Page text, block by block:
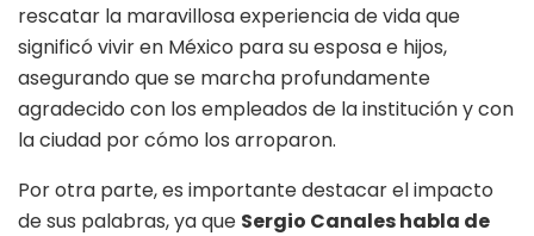
rescatar la maravillosa experiencia de vida que
significó vivir en México para su esposa e hijos,
asegurando que se marcha profundamente
agradecido con los empleados de la institución y con
la ciudad por cómo los arroparon.
Por otra parte, es importante destacar el impacto
de sus palabras, ya que Sergio Canales habla de